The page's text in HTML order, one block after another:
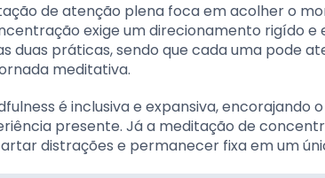
de atenção plena foca em acolher o
exige um direcionamento rigído
duas práticas, sendo que cada uma pode
meditativa.
é inclusiva e expansiva,
presente. Já a meditação de
distrações e permanecer fixa em um